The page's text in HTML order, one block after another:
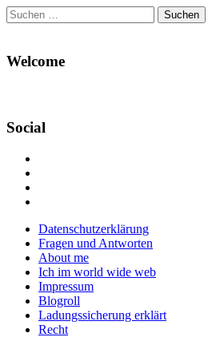
Suchen
nach:
Welcome
Social
Facebook
anzeigen
Twitter
anzeigen
auf
Instagram
anzeigen
Main
menu
Skip
content
Datenschutzerklärung
Fragen und Antworten
About me
Ich im world wide web
Impressum
Blogroll
Ladungssicherung erklärt
Recht